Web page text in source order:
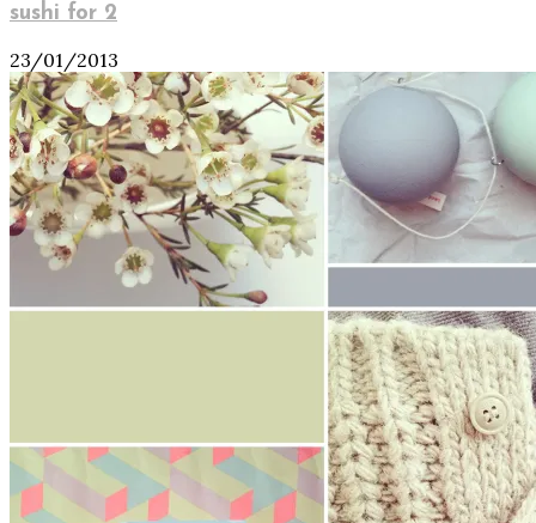
sushi for 2
23/01/2013